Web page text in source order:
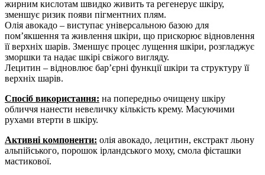
жирним кислотам швидко живить та регенерує шкіру,
зменшує ризик появи пігментних плям.
Олія авокадо – виступає універсальною базою для
пом’якшення та живлення шкіри, що прискорює відновлення
її верхніх шарів. Зменшує процес лущення шкіри, розгладжує
зморшки та надає шкірі свіжого вигляду.
Лецитин – відновлює бар’єрні функції шкіри та структуру її
верхніх шарів.
Спосіб використання: на попередньо очищену шкіру
обличчя нанести невеличку кількість крему. Масуючими
рухами втерти в шкіру.
Активні компоненти: олія авокадо, лецитин, екстракт льону
альпійського, порошок ірландського моху, смола фісташки
мастикової.